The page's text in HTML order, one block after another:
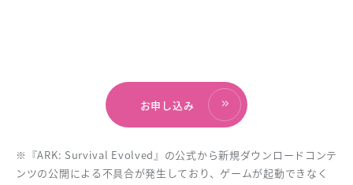
お申し込み
※『ARK: Survival Evolved』の公式から新規ダウンロードコンテ
ンツの公開による不具合が発生しており、ゲームが起動できなく